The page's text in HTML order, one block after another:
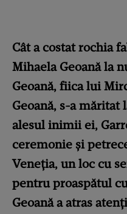
Cât a costat rochia
Mihaela Geoană la
Geoană, fiica lui
Geoană, s-a
alesul inimii ei,
ceremonie și
Veneția, un loc cu
pentru proaspătul
Geoană a atras